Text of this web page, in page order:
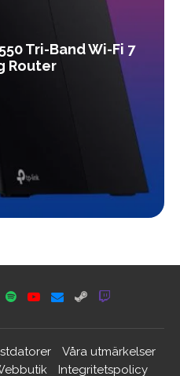
Tri-Band Wi-Fi 7
Router
Våra utmärkelser
Integritetspolicy